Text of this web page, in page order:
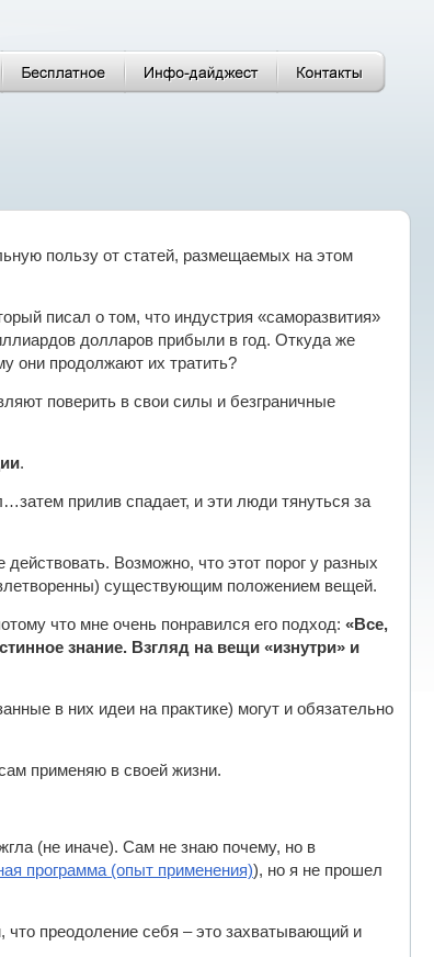
пользу от статей, размещаемых на этом
писал о том, что индустрия «саморазвития»
долларов прибыли в год. Откуда же
они продолжают их тратить?
поверить в свои силы и безграничные
.
прилив спадает, и эти люди тянуться за
Возможно, что этот порог у разных
существующим положением вещей.
что мне очень понравился его подход: «Все,
знание. Взгляд на вещи «изнутри» и
в них идеи на практике) могут и обязательно
применяю в своей жизни.
(не иначе). Сам не знаю почему, но в
программа (опыт применения)), но я не прошел
преодоление себя – это захватывающий и